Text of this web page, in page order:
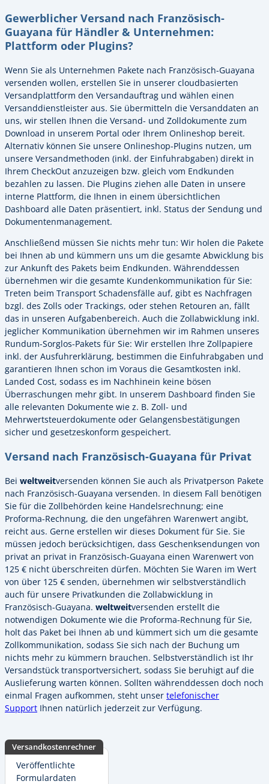
Gewerblicher Versand nach Französisch-
Guayana für Händler & Unternehmen:
Plattform oder Plugins?
Wenn Sie als Unternehmen Pakete nach Französisch-Guayana
versenden wollen, erstellen Sie in unserer cloudbasierten
Versandplattform den Versandauftrag und wählen einen
Versanddienstleister aus. Sie übermitteln die Versanddaten an
uns, wir stellen Ihnen die Versand- und Zolldokumente zum
Download in unserem Portal oder Ihrem Onlineshop bereit.
Alternativ können Sie unsere Onlineshop-Plugins nutzen, um
unsere Versandmethoden (inkl. der Einfuhrabgaben) direkt in
Ihrem CheckOut anzuzeigen bzw. gleich vom Endkunden
bezahlen zu lassen. Die Plugins ziehen alle Daten in unsere
interne Plattform, die Ihnen in einem übersichtlichen
Dashboard alle Daten präsentiert, inkl. Status der Sendung und
Dokumentenmanagement.
Anschließend müssen Sie nichts mehr tun: Wir holen die Pakete
bei Ihnen ab und kümmern uns um die gesamte Abwicklung bis
zur Ankunft des Pakets beim Endkunden. Währenddessen
übernehmen wir die gesamte Kundenkommunikation für Sie:
Treten beim Transport Schadensfälle auf, gibt es Nachfragen
bzgl. des Zolls oder Trackings, oder stehen Retouren an, fällt
das in unseren Aufgabenbereich. Auch die Zollabwicklung inkl.
jeglicher Kommunikation übernehmen wir im Rahmen unseres
Rundum-Sorglos-Pakets für Sie: Wir erstellen Ihre Zollpapiere
inkl. der Ausfuhrerklärung, bestimmen die Einfuhrabgaben und
garantieren Ihnen schon im Voraus die Gesamtkosten inkl.
Landed Cost, sodass es im Nachhinein keine bösen
Überraschungen mehr gibt. In unserem Dashboard finden Sie
alle relevanten Dokumente wie z. B. Zoll- und
Mehrwertsteuerdokumente oder Gelangensbestätigungen
sicher und gesetzeskonform gespeichert.
Versand nach Französisch-Guayana für Privat
Bei weltweitversenden können Sie auch als Privatperson Pakete
nach Französisch-Guayana versenden. In diesem Fall benötigen
Sie für die Zollbehörden keine Handelsrechnung; eine
Proforma-Rechnung, die den ungefähren Warenwert angibt,
reicht aus. Gerne erstellen wir dieses Dokument für Sie. Sie
müssen jedoch berücksichtigen, dass Geschenksendungen von
privat an privat in Französisch-Guayana einen Warenwert von
125 € nicht überschreiten dürfen. Möchten Sie Waren im Wert
von über 125 € senden, übernehmen wir selbstverständlich
auch für unsere Privatkunden die Zollabwicklung in
Französisch-Guayana. weltweitversenden erstellt die
notwendigen Dokumente wie die Proforma-Rechnung für Sie,
holt das Paket bei Ihnen ab und kümmert sich um die gesamte
Zollkommunikation, sodass Sie sich nach der Buchung um
nichts mehr zu kümmern brauchen. Selbstverständlich ist Ihr
Versandstück transportversichert, sodass Sie beruhigt auf die
Auslieferung warten können. Sollten währenddessen doch noch
einmal Fragen aufkommen, steht unser telefonischer
Support Ihnen natürlich jederzeit zur Verfügung.
Versandkostenrechner
Veröffentlichte
Formulardaten